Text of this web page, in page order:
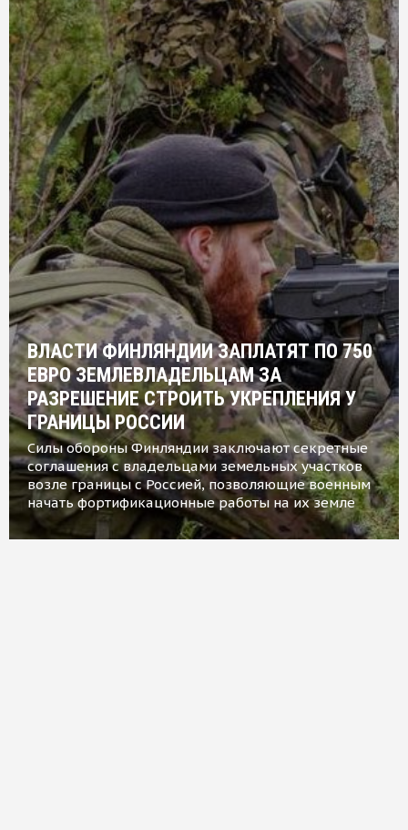
ВЛАСТИ ФИНЛЯНДИИ ЗАПЛАТЯТ ПО 750
ЕВРО ЗЕМЛЕВЛАДЕЛЬЦАМ ЗА
РАЗРЕШЕНИЕ СТРОИТЬ УКРЕПЛЕНИЯ У
ГРАНИЦЫ РОССИИ
Силы обороны Финляндии заключают секретные
соглашения с владельцами земельных участков
возле границы с Россией, позволяющие военным
начать фортификационные работы на их земле